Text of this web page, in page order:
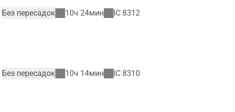
Без пересадок 10ч 24мин IC 8312
Без пересадок 10ч 14мин IC 8310